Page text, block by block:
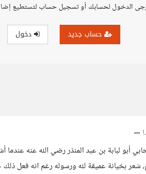
الدخول لحسابك أو تسجيل حساب لتستطيع
حساب جديد دخول
أبو لبابة بن عبد المنذر رضي الله عنه
بخيانة عميقة لله ورسوله رغم انه فعل ذلك